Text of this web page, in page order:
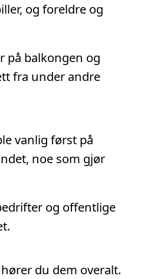
og foreldre og
på balkongen og
fra under andre
vanlig først på
noe som gjør
og offentlige
du dem overalt.